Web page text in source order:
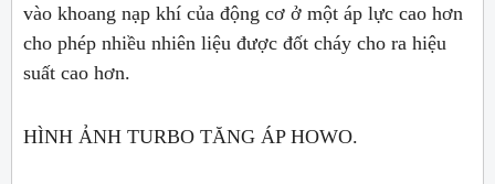
vào khoang nạp khí của động cơ ở một áp lực cao hơn
cho phép nhiều nhiên liệu được đốt cháy cho ra hiệu
suất cao hơn.
HÌNH ẢNH TURBO TĂNG ÁP HOWO.